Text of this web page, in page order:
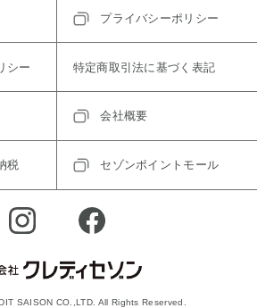
プライバシーポリシー
シー 特定商取引法に基づく表記
会社概要
税 セゾンポイントモール
SAISON CO.,LTD. All Rights Reserved.